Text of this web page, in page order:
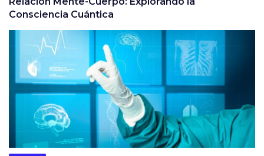
Consciencia Cuántica